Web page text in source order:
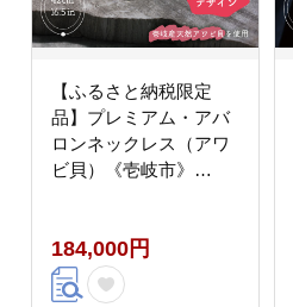
【ふるさと納税限定
品】プレミアム・アバ
ロンネックレス（アワ
ビ貝）《壱岐市》
円
184,000円